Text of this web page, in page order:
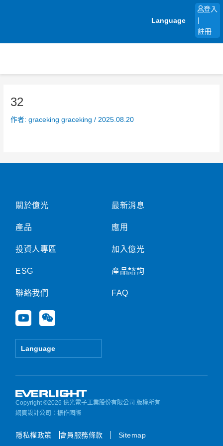
Language
登入
註冊
32
作者:graceking graceking/ 2025.08.20
關於億光
產品
投資人專區
ESG
聯絡我們
Y
o
u
e
W
e
i
Language
最新消息
應用
加入億光
產品諮詢
FAQ
Copyright ©2026 億光電子工業股份有限公司 版權所有
網頁設計公司 ：振作國際
隱私權政策 會員服務條款 Sitemap